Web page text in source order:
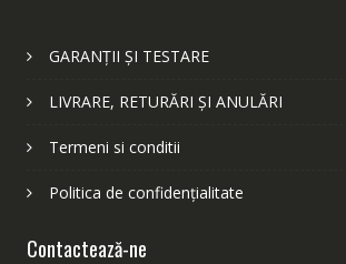
GARANȚII ȘI TESTARE
LIVRARE, RETURĂRI ȘI ANULĂRI
Termeni si conditii
Politica de confidențialitate
Contactează-ne